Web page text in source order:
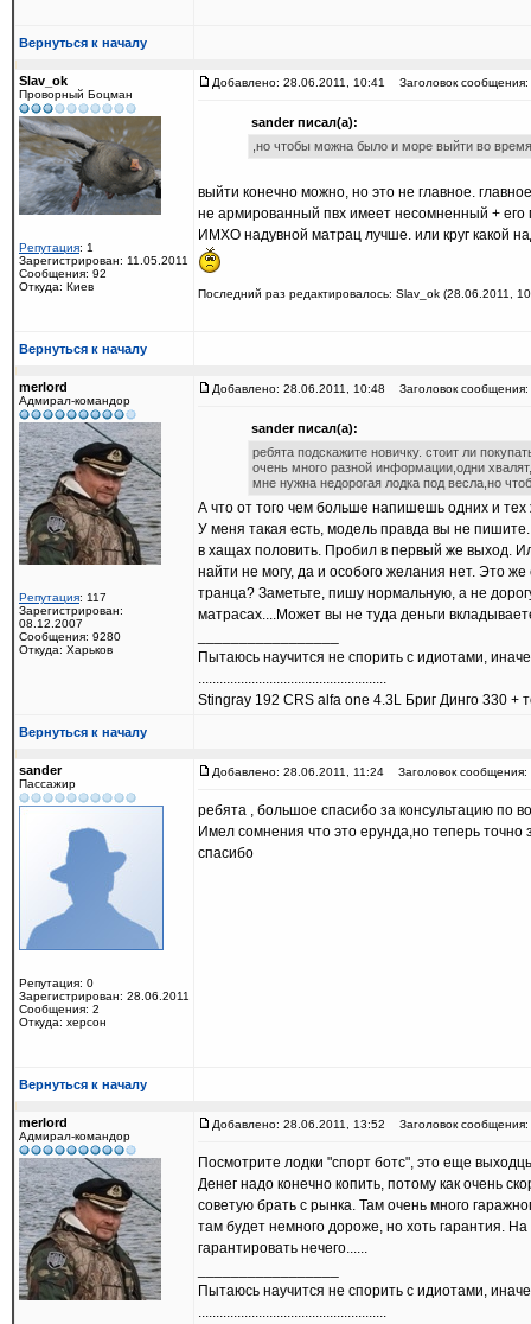
Вернуться к началу
Slav_ok
Проворный Боцман
Репутация: 1
Зарегистрирован: 11.05.2011
Сообщения: 92
Откуда: Киев
Добавлено: 28.06.2011, 10:41 Заголовок сообщения:
sander писал(а):
,но чтобы можна было и море выйти во
выйти конечно можно, но это не главное.
не армированный пвх имеет несомненный + его
ИМХО надувной матрац лучше. или круг какой
Последний раз редактировалось: Slav_ok (28.06.2011,
Вернуться к началу
merlord
Адмирал-командор
Репутация: 117
Зарегистрирован:
08.12.2007
Сообщения: 9280
Откуда: Харьков
Добавлено: 28.06.2011, 10:48 Заголовок сообщения:
sander писал(а):
ребята подскажите новичку. стоит ли
очень много разной информации,одни
мне нужна недорогая лодка под весла,но
А что от того чем больше напишешь одних и
У меня такая есть, модель правда вы не
в хащах половить. Пробил в первый же выход.
найти не могу, да и особого желания нет. Это
транца? Заметьте, пишу нормальную, а не
матрасах....Может вы не туда деньги
Пытаюсь научится не спорить с идиотами,
.....................................................
Stingray 192 CRS alfa one 4.3L Бриг Динго 330 +
Вернуться к началу
sander
Пассажир
Репутация: 0
Зарегистрирован: 28.06.2011
Сообщения: 2
Откуда: херсон
Добавлено: 28.06.2011, 11:24 Заголовок сообщения:
ребята , большое спасибо за консультацию по
Имел сомнения что это ерунда,но теперь точно
спасибо
Вернуться к началу
merlord
Адмирал-командор
Добавлено: 28.06.2011, 13:52 Заголовок сообщения:
Посмотрите лодки "спорт ботс", это еще
Денег надо конечно копить, потому как очень
советую брать с рынка. Там очень много
там будет немного дороже, но хоть гарантия.
гарантировать нечего......
Пытаюсь научится не спорить с идиотами,
.....................................................